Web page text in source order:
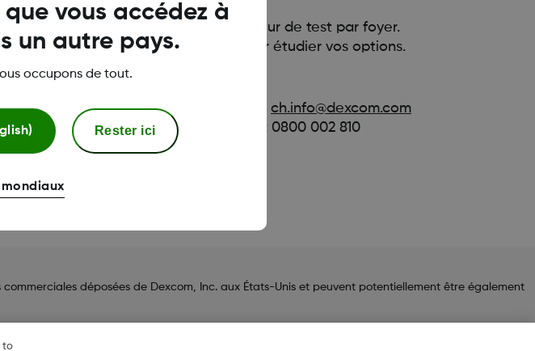
Ce programme est limité à un capteur de test par foyer.
Veuillez contacter notre équipe pour étudier vos options.
Envoyez-nous un e-mail à l'adresse : ch.info@dexcom.com
Votre contact personnel avec nous : 0800 002 810
Du lundi au vendredi de 8h30 à 17h
déposées de Dexcom, Inc. aux États-Unis et peuvent potentiellement être également
vous accédez à
un autre pays.
occupons de tout.
Rester ici
to